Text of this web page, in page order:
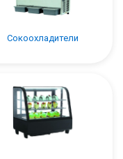
Сокоохладители